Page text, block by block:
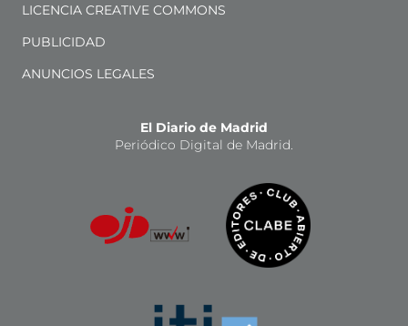
LICENCIA CREATIVE COMMONS
PUBLICIDAD
ANUNCIOS LEGALES
El Diario de Madrid
Periódico Digital de Madrid.